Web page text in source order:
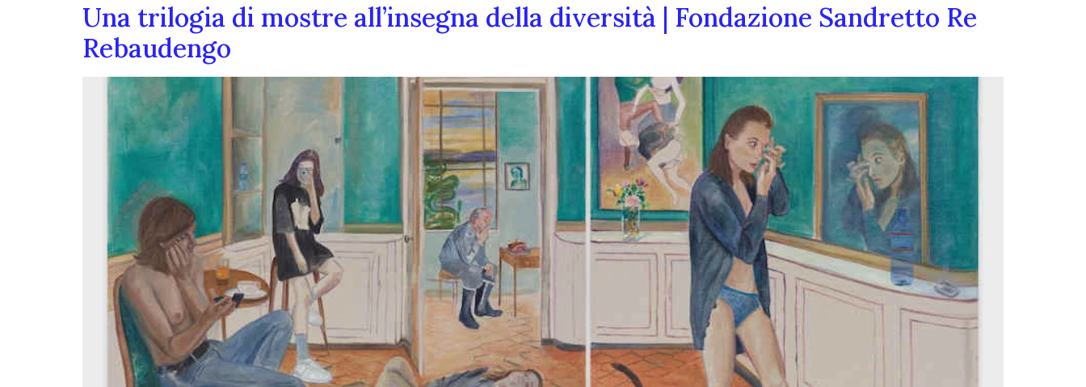
Una trilogia di mostre all’insegna della diversità | Fondazione Sandretto Re
Rebaudengo